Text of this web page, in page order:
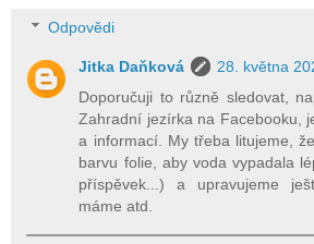
Odpovědi
Jitka Daňková
28. května
Doporučuji to různě sledovat,
Zahradní jezírka na Facebooku,
a informací. My třeba litujeme,
barvu folie, aby voda vypadala
příspěvek...) a upravujeme
máme atd.